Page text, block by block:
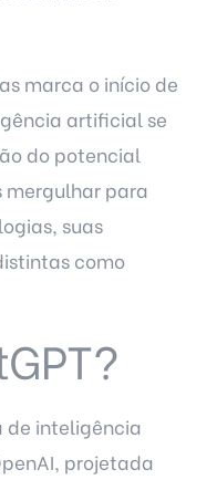
marca o início de
artificial se
do potencial
mergulhar para
suas
como
de inteligência
projetada